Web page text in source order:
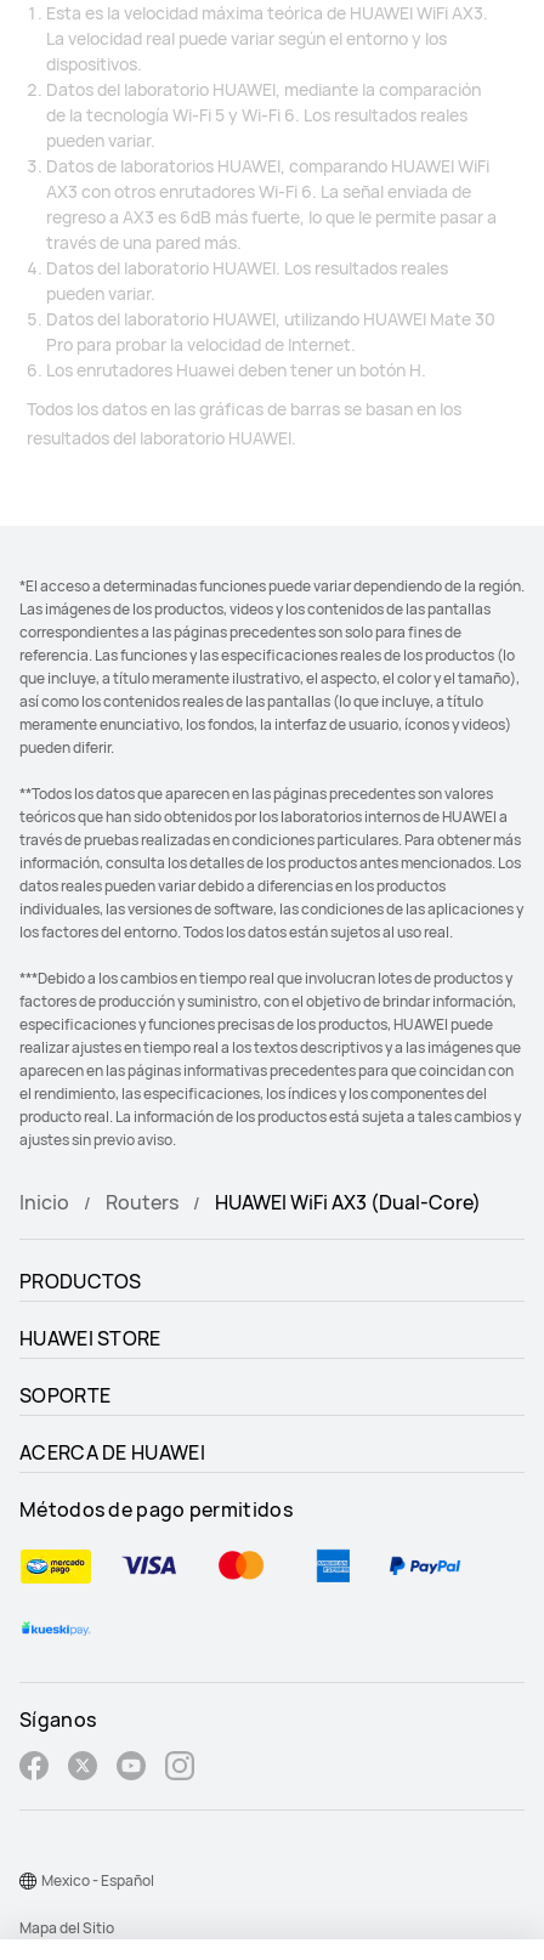
Esta es la velocidad máxima teórica de HUAWEI WiFi AX3.
La velocidad real puede variar según el entorno y los
dispositivos.
Datos del laboratorio HUAWEI, mediante la comparación
de la tecnología Wi-Fi 5 y Wi-Fi 6. Los resultados reales
pueden variar.
Datos de laboratorios HUAWEI, comparando HUAWEI WiFi
AX3 con otros enrutadores Wi-Fi 6. La señal enviada de
regreso a AX3 es 6dB más fuerte, lo que le permite pasar a
través de una pared más.
Datos del laboratorio HUAWEI. Los resultados reales
pueden variar.
Datos del laboratorio HUAWEI, utilizando HUAWEI Mate 30
Pro para probar la velocidad de Internet.
Los enrutadores Huawei deben tener un botón H.
Todos los datos en las gráficas de barras se basan en los
resultados del laboratorio HUAWEI.
*El acceso a determinadas funciones puede variar dependiendo de la región.
Las imágenes de los productos, videos y los contenidos de las pantallas
correspondientes a las páginas precedentes son solo para fines de
referencia. Las funciones y las especificaciones reales de los productos (lo
que incluye, a título meramente ilustrativo, el aspecto, el color y el tamaño),
así como los contenidos reales de las pantallas (lo que incluye, a título
meramente enunciativo, los fondos, la interfaz de usuario, íconos y videos)
pueden diferir.
**Todos los datos que aparecen en las páginas precedentes son valores
teóricos que han sido obtenidos por los laboratorios internos de HUAWEI a
través de pruebas realizadas en condiciones particulares. Para obtener más
información, consulta los detalles de los productos antes mencionados. Los
datos reales pueden variar debido a diferencias en los productos
individuales, las versiones de software, las condiciones de las aplicaciones y
los factores del entorno. Todos los datos están sujetos al uso real.
***Debido a los cambios en tiempo real que involucran lotes de productos y
factores de producción y suministro, con el objetivo de brindar información,
especificaciones y funciones precisas de los productos, HUAWEI puede
realizar ajustes en tiempo real a los textos descriptivos y a las imágenes que
aparecen en las páginas informativas precedentes para que coincidan con
el rendimiento, las especificaciones, los índices y los componentes del
producto real. La información de los productos está sujeta a tales cambios y
ajustes sin previo aviso.
Inicio Routers HUAWEI WiFi AX3 (Dual-Core)
PRODUCTOS
HUAWEI STORE
SOPORTE
ACERCA DE HUAWEI
Métodos de pago permitidos
Síganos
Mapa del Sitio
Mexico - Español